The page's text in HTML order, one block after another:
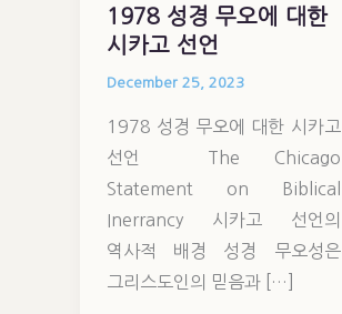
1978 성경 무오에 대한
시카고 선언
December 25, 2023
1978 성경 무오에 대한 시카고
선언 The Chicago
Statement on Biblical
Inerrancy 시카고 선언의
역사적 배경 성경 무오성은
그리스도인의 믿음과 […]